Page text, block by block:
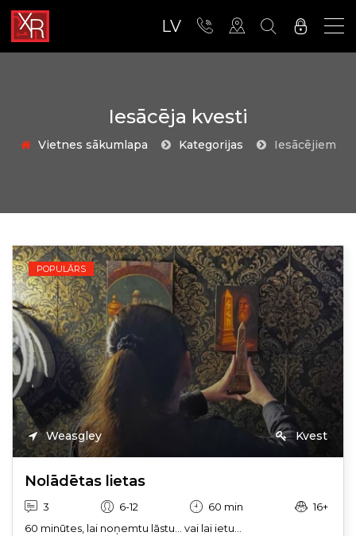
LV
Iesācēja kvesti
Vietnes sākumlapa Kategorijas Iesācējiem
POPULĀRS
Weasgley Kvest
Nolādētas lietas
3 6-12 60 min
16+
60 minūtes, lai noņemtu lāstu… vai lai ietu...